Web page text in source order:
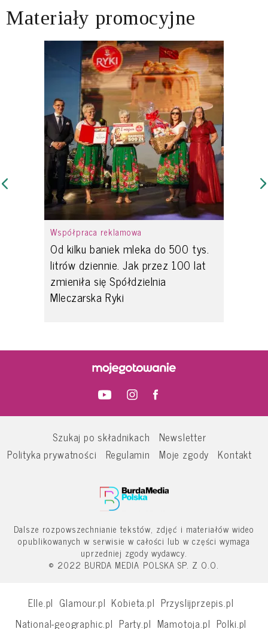
Materiały promocyjne
Współpraca reklamowa
Od kilku baniek mleka do 500 tys.
litrów dziennie. Jak przez 100 lat
zmieniła się Spółdzielnia
Mleczarska Ryki
Szukaj po składnikach
Newsletter
Polityka prywatności
Regulamin Moje zgody Kontakt
Dalsze rozpowszechnianie tekstów, zdjęć i materiałów wideo
opublikowanych w serwisie w całości lub w części wymaga
uprzedniej zgody wydawcy.
© 2022 BURDA MEDIA POLSKA SP. Z O.O.
Elle.pl Glamour.pl Kobieta.pl Przyslijprzepis.pl
National-geographic.pl Party.pl Mamotoja.pl Polki.pl